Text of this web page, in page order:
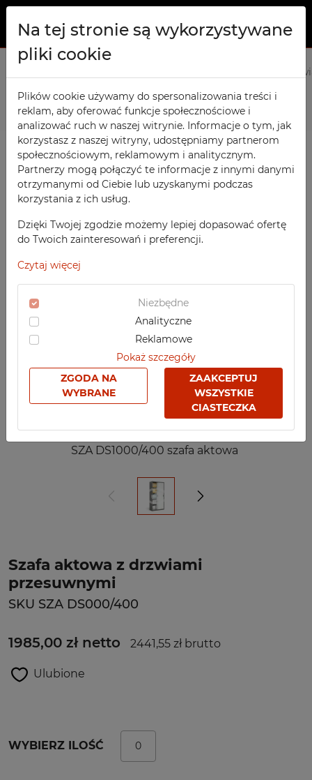
Na tej stronie są wykorzystywane
pliki cookie
Plików cookie używamy do spersonalizowania treści i
reklam, aby oferować funkcje społecznościowe i
analizować ruch w naszej witrynie. Informacje o tym, jak
korzystasz z naszej witryny, udostępniamy partnerom
społecznościowym, reklamowym i analitycznym.
Partnerzy mogą połączyć te informacje z innymi danymi
otrzymanymi od Ciebie lub uzyskanymi podczas
korzystania z ich usług.
Dzięki Twojej zgodzie możemy lepiej dopasować ofertę
do Twoich zainteresowań i preferencji.
Czytaj więcej
Niezbędne
Analityczne
Reklamowe
Pokaż szczegóły
ZGODA NA
WYBRANE
ZAAKCEPTUJ
WSZYSTKIE
CIASTECZKA
O NAS
PRODUKTY
Szafy TECHCODE RFID
Warsztatowe
Meble socjalne
Sportowe
Medyczne
Z nadrukiem
KONTAKT
ULUBIONE
OBSERWOWANE
LOGOWANIE
Szafa aktowa z
Poprzedni Następny
SZA DS1000/400 szafa aktowa
Szafa aktowa z drzwiami
przesuwnymi
SKU SZA DS000/400
1985,00 zł netto 2441,55 zł brutto
Ulubione
WYBIERZ ILOŚĆ